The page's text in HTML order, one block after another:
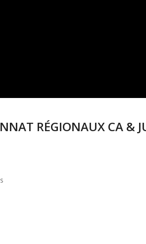
RÉGIONAUX CA &